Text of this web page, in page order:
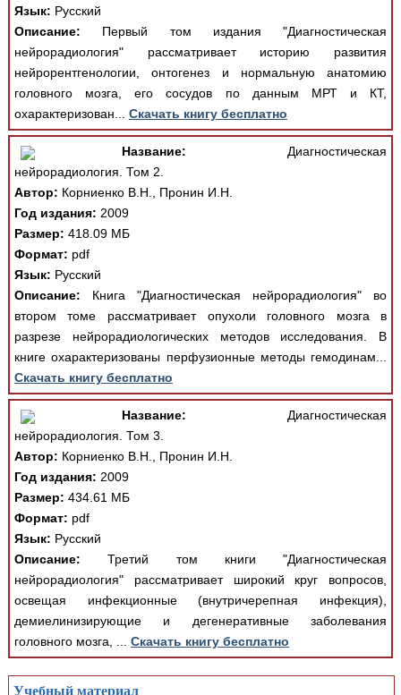
Язык: Русский
Описание: Первый том издания "Диагностическая
нейрорадиология" рассматривает историю развития
нейрорентгенологии, онтогенез и нормальную анатомию
головного мозга, его сосудов по данным МРТ и КТ,
охарактеризован... Скачать книгу бесплатно
Название: Диагностическая
нейрорадиология. Том 2.
Автор: Корниенко В.Н., Пронин И.Н.
Год издания: 2009
Размер: 418.09 МБ
Формат: pdf
Язык: Русский
Описание: Книга "Диагностическая нейрорадиология" во
втором томе рассматривает опухоли головного мозга в
разрезе нейрорадиологических методов исследования. В
книге охарактеризованы перфузионные методы гемодинам...
Скачать книгу бесплатно
Название: Диагностическая
нейрорадиология. Том 3.
Автор: Корниенко В.Н., Пронин И.Н.
Год издания: 2009
Размер: 434.61 МБ
Формат: pdf
Язык: Русский
Описание: Третий том книги "Диагностическая
нейрорадиология" рассматривает широкий круг вопросов,
освещая инфекционные (внутричерепная инфекция),
демиелинизирующие и дегенеративные заболевания
головного мозга, ... Скачать книгу бесплатно
Учебный материал